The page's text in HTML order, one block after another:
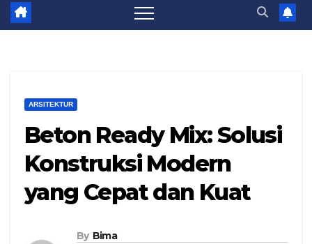
ARSITEKTUR
Beton Ready Mix: Solusi
Konstruksi Modern
yang Cepat dan Kuat
By Bima